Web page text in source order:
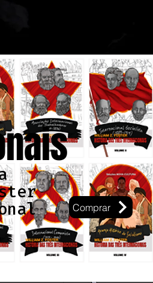
Comprar